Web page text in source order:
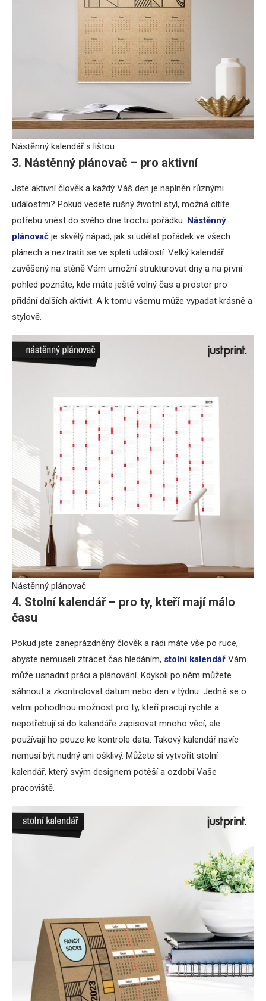
Nástěnný kalendář s lištou
3. Nástěnný plánovač – pro aktivní
Jste aktivní člověk a každý Váš den je naplněn různými
událostmi? Pokud vedete rušný životní styl, možná cítíte
potřebu vnést do svého dne trochu pořádku. Nástěnný
plánovač je skvělý nápad, jak si udělat pořádek ve všech
plánech a neztratit se ve spleti událostí. Velký kalendář
zavěšený na stěně Vám umožní strukturovat dny a na první
pohled poznáte, kde máte ještě volný čas a prostor pro
přidání dalších aktivit. A k tomu všemu může vypadat krásně a
stylově.
Nástěnný plánovač
4. Stolní kalendář – pro ty, kteří mají málo
času
Pokud jste zaneprázdněný člověk a rádi máte vše po ruce,
abyste nemuseli ztrácet čas hledáním, stolní kalendář Vám
může usnadnit práci a plánování. Kdykoli po něm můžete
sáhnout a zkontrolovat datum nebo den v týdnu. Jedná se o
velmi pohodlnou možnost pro ty, kteří pracují rychle a
nepotřebují si do kalendáře zapisovat mnoho věcí, ale
používají ho pouze ke kontrole data. Takový kalendář navíc
nemusí být nudný ani ošklivý. Můžete si vytvořit stolní
kalendář, který svým designem potěší a ozdobí Vaše
pracoviště.